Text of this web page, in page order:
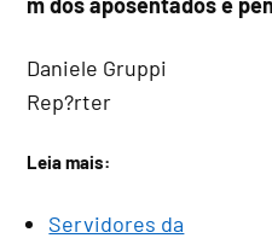
Daniele Gruppi
Rep?rter
Leia mais:
Servidores da